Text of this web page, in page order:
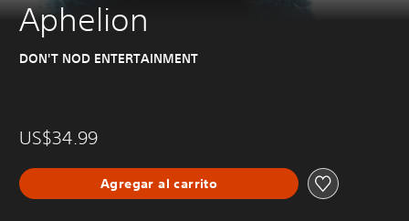
Aphelion
DON'T NOD ENTERTAINMENT
US$34.99
Agregar al carrito